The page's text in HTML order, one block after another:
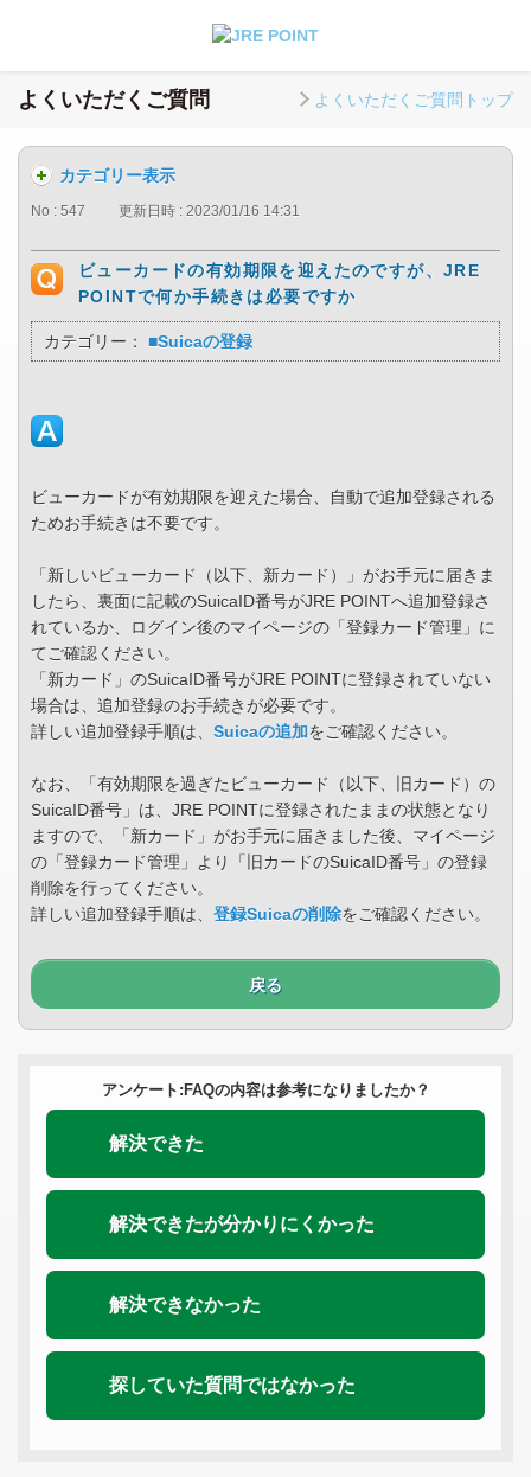
よくいただくご質問 よくいただくご質問トップ
カテゴリー表示
No : 547 更新日時 : 2023/01/16 14:31
ビューカードの有効期限を迎えたのですが、JRE
POINTで何か手続きは必要ですか
カテゴリー： ■Suicaの登録
ビューカードが有効期限を迎えた場合、自動で追加登録される
ためお手続きは不要です。
「新しいビューカード（以下、新カード）」がお手元に届きま
したら、裏面に記載のSuicaID番号がJRE POINTへ追加登録さ
れているか、ログイン後のマイページの「登録カード管理」に
てご確認ください。
「新カード」のSuicaID番号がJRE POINTに登録されていない
場合は、追加登録のお手続きが必要です。
詳しい追加登録手順は、 Suicaの追加をご確認ください。
なお、「有効期限を過ぎたビューカード（以下、旧カード）の
SuicaID番号」は、JRE POINTに登録されたままの状態となり
ますので、「新カード」がお手元に届きました後、マイページ
の「登録カード管理」より「旧カードのSuicaID番号」の登録
削除を行ってください。
詳しい追加登録手順は、 登録Suicaの削除をご確認ください。
戻る
アンケート:FAQの内容は参考になりましたか？
解決できた
解決できたが分かりにくかった
解決できなかった
探していた質問ではなかった